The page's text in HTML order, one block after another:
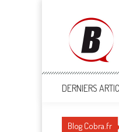
Blog
Toute l'actu Image
DERNIERS
Blog Cobra.fr